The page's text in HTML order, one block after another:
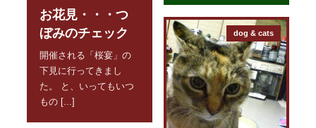
お花見・・・つ
ぼみのチェック
開催される「桜宴」の
下見に行ってきまし
た。 と、いってもいつ
もの [...]
dog & cats